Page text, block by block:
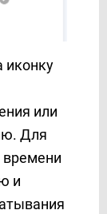
иконку
или
Для
времени
и